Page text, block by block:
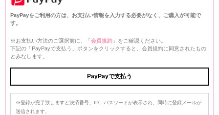
PayPayをご利用の方は、お支払い情報を入力する必要がなく、ご購入が可能で
す。
※お支払い方法のご選択前に、「会員規約 」をご確認ください。
下記の「PayPayで支払う」ボタンをクリックすると、会員規約に同意されたもの
とみなします。
※登録が完了致しますと決済番号、ID、パスワードが表示され、同時に登録メールが
送信されます。